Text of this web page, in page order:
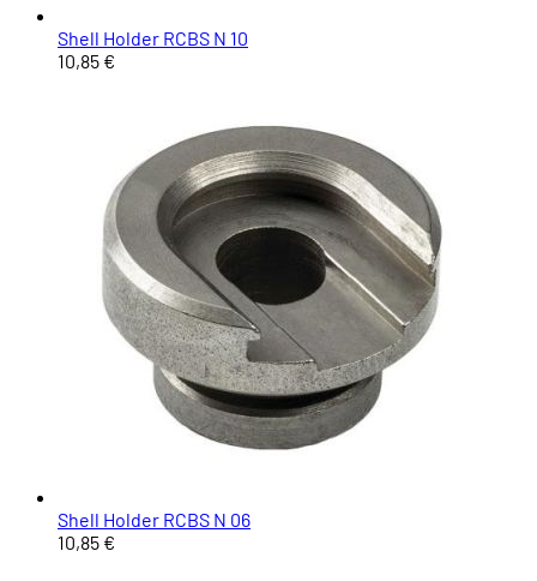
Shell Holder RCBS N 10
10,85 €
Shell Holder RCBS N 06
10,85 €